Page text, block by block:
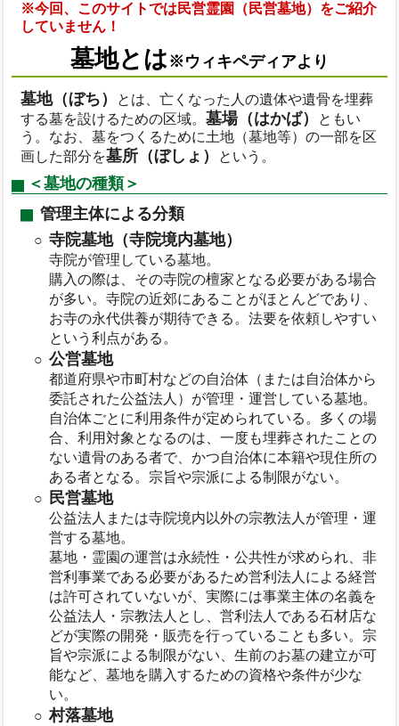
※今回、このサイトでは民営霊園（民営墓地）をご紹介
していません！
墓地とは※ウィキペディアより
墓地（ぼち）
とは、亡くなった人の遺体や遺骨を埋葬
する墓を設けるための区域。墓場（はかば）
ともい
う。なお、墓をつくるために土地（墓地等）の一部を区
画した部分を墓所（ぼしょ） という。
＜墓地の種類＞
管理主体による分類
寺院墓地（寺院境内墓地）
寺院が管理している墓地。
購入の際は、その寺院の檀家となる必要がある場合
が多い。寺院の近郊にあることがほとんどであり、
お寺の永代供養が期待できる。法要を依頼しやすい
という利点がある。
公営墓地
都道府県や市町村などの自治体（または自治体から
委託された公益法人）が管理・運営している墓地。
自治体ごとに利用条件が定められている。多くの場
合、利用対象となるのは、一度も埋葬されたことの
ない遺骨のある者で、かつ自治体に本籍や現住所の
ある者となる。宗旨や宗派による制限がない。
民営墓地
公益法人または寺院境内以外の宗教法人が管理・運
営する墓地。
墓地・霊園の運営は永続性・公共性が求められ、非
営利事業である必要があるため営利法人による経営
は許可されていないが、実際には事業主体の名義を
公益法人・宗教法人とし、営利法人である石材店な
どが実際の開発・販売を行っていることも多い。宗
旨や宗派による制限がない、生前のお墓の建立が可
能など、墓地を購入するための資格や条件が少な
い。
村落墓地